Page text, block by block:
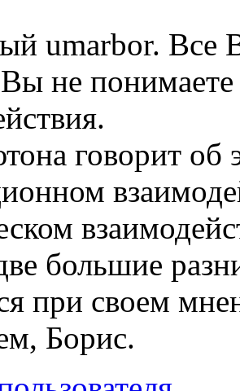
umarbor. Все
не
говорит об
большие
при своем
Борис.